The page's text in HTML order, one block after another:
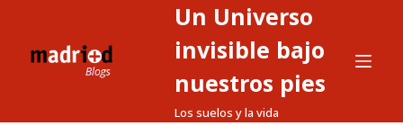
Un Universo
invisible bajo
nuestros pies
Los suelos y la vida